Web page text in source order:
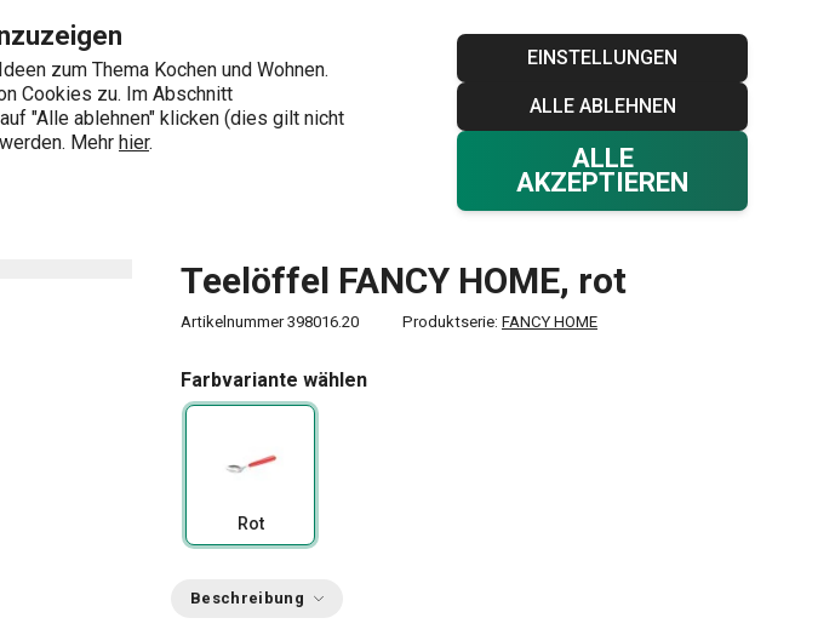
zum Thema Kochen und Wohnen.
Cookies zu. Im Abschnitt
"Alle ablehnen" klicken (dies gilt nicht
Mehr hier.
EINSTELLUNGEN
ALLE ABLEHNEN
ALLE
AKZEPTIEREN
springen
springen
springen
Tescoma Club Garantie Kontakt
Favoriten Einloggen
0 Ihr Warenkorb
€ 0,00
Teelöffel FANCY HOME, rot
Artikelnummer 398016.20 Produktserie: FANCY HOME
Farbvariante wählen
Rot
Beschreibung